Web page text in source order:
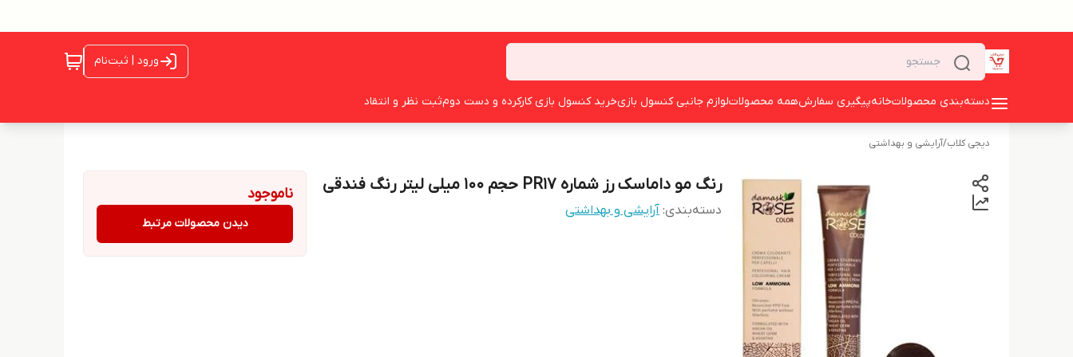
ورود | ثبت‌نام
دسته‌بندی محصولاتخانهپیگیری سفارشهمه محصولاتلوازم جانبی کنسول بازیخرید کنسول بازی کارکرده و دست دومثبت نظر و انتقاد
دیجی کلاب/آرایشی و بهداشتی
رنگ مو داماسک رز شماره PR17 حجم 100 میلی لیتر رنگ فندقی
دسته‌بندی: آرایشی و بهداشتی
ناموجود
دیدن محصولات مرتبط